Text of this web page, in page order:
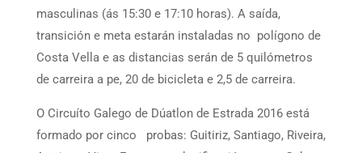
masculinas (ás 15:30 e 17:10 horas). A saída,
transición e meta estarán instaladas no polígono de
Costa Vella e as distancias serán de 5 quilómetros
de carreira a pe, 20 de bicicleta e 2,5 de carreira.
O Circuíto Galego de Dúatlon de Estrada 2016 está
formado por cinco probas: Guitiriz, Santiago, Riveira,